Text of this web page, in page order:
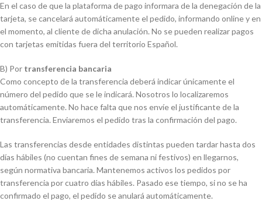
En el caso de que la plataforma de pago informara de la denegación de la
tarjeta, se cancelará automáticamente el pedido, informando online y en
el momento, al cliente de dicha anulación. No se pueden realizar pagos
con tarjetas emitidas fuera del territorio Español.
B) Por transferencia bancaria
Como concepto de la transferencia deberá indicar únicamente el
número del pedido que se le indicará. Nosotros lo localizaremos
automáticamente. No hace falta que nos envíe el justificante de la
transferencia. Enviaremos el pedido tras la confirmación del pago.
Las transferencias desde entidades distintas pueden tardar hasta dos
días hábiles (no cuentan fines de semana ni festivos) en llegarnos,
según normativa bancaria. Mantenemos activos los pedidos por
transferencia por cuatro días hábiles. Pasado ese tiempo, si no se ha
confirmado el pago, el pedido se anulará automáticamente.